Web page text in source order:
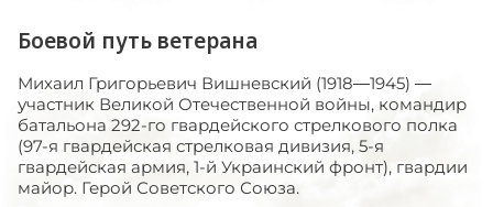
Боевой путь ветерана
Михаил Григорьевич Вишневский (1918—1945) —
участник Великой Отечественной войны, командир
батальона 292-го гвардейского стрелкового полка
(97-я гвардейская стрелковая дивизия, 5-я
гвардейская армия, 1-й Украинский фронт), гвардии
майор. Герой Советского Союза.